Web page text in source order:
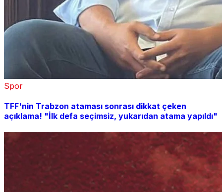
Spor
TFF'nin Trabzon ataması sonrası dikkat çeken
açıklama! "İlk defa seçimsiz, yukarıdan atama yapıldı"